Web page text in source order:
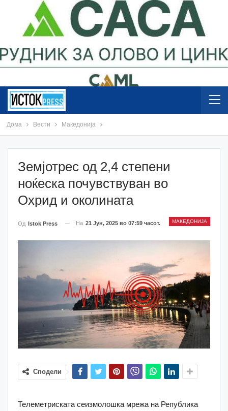
Дома Вести Македонија
Земјотрес од 2,4 степени
ноќеска почувствуван во
Охрид и околината
МАКЕДОНИЈА
Од Istok Press На 21 Јун, 2025 во 07:59 часот.
Сподели
Телеметриската сеизмолошка мрежа на Република